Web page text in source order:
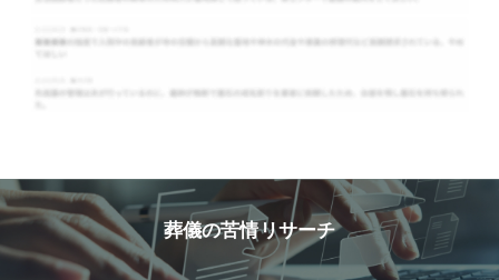
葬儀の苦情リサーチ